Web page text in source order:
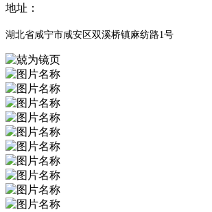
地址：
湖北省咸宁市咸安区双溪桥镇麻纺路1号